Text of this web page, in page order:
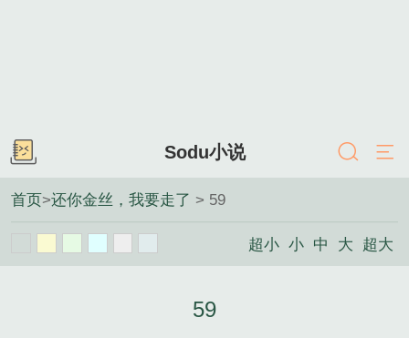
Sodu小说
首页>还你金丝，我要走了 > 59
超小 小 中 大 超大
59